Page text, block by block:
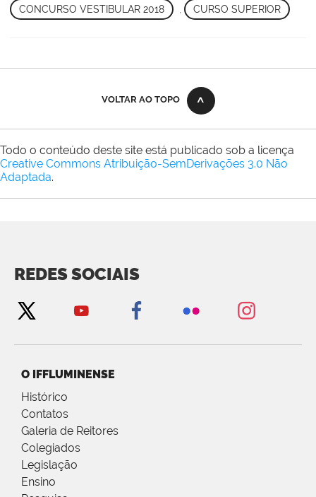
CONCURSO VESTIBULAR 2018 CURSO SUPERIOR
VOLTAR AO TOPO
Todo o conteúdo deste site está publicado sob a licença
Creative Commons Atribuição-SemDerivações 3.0 Não
Adaptada.
REDES SOCIAIS
O IFFLUMINENSE
Histórico
Contatos
Galeria de Reitores
Colegiados
Legislação
Ensino